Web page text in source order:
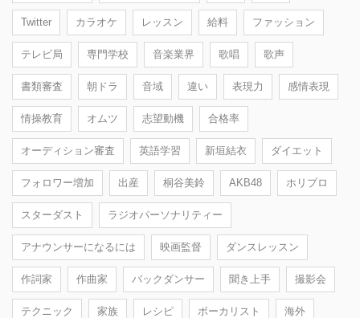
Twitter カラオケ レッスン 給料 ファッション
テレビ局 専門学校 音楽業界 歌唱 歌声
書類審査 朝ドラ 音域 違い 表現力 感情表現
情操教育 オムツ 志望動機 合格率
オーディション審査 英語学習 新垣結衣 ダイエット
フォロワー増加 出産 桐谷美鈴 AKB48 ホリプロ
スターダスト ラジオパーソナリティー
アナウンサーになるには 映画監督 ダンスレッスン
作詞家 作曲家 バックダンサー 聞き上手 撮影会
テクニック 家族 レシピ ボーカリスト 海外